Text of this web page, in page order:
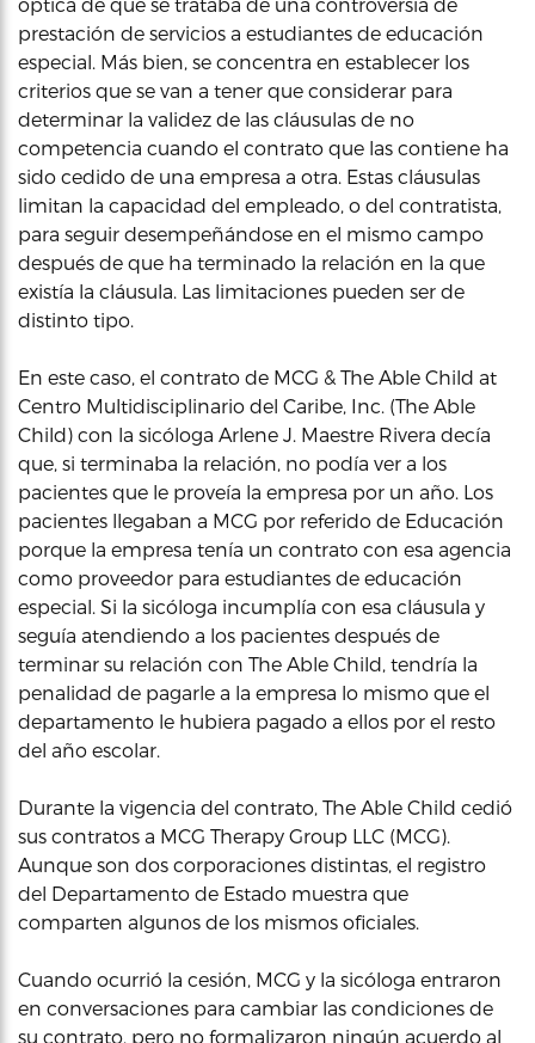
prestación de servicios a estudiantes de educación
especial. Más bien, se concentra en establecer los
criterios que se van a tener que considerar para
determinar la validez de las cláusulas de no
competencia cuando el contrato que las contiene ha
sido cedido de una empresa a otra. Estas cláusulas
limitan la capacidad del empleado, o del contratista,
para seguir desempeñándose en el mismo campo
después de que ha terminado la relación en la que
existía la cláusula. Las limitaciones pueden ser de
distinto tipo.
En este caso, el contrato de MCG & The Able Child at
Centro Multidisciplinario del Caribe, Inc. (The Able
Child) con la sicóloga Arlene J. Maestre Rivera decía
que, si terminaba la relación, no podía ver a los
pacientes que le proveía la empresa por un año. Los
pacientes llegaban a MCG por referido de Educación
porque la empresa tenía un contrato con esa agencia
como proveedor para estudiantes de educación
especial. Si la sicóloga incumplía con esa cláusula y
seguía atendiendo a los pacientes después de
terminar su relación con The Able Child, tendría la
penalidad de pagarle a la empresa lo mismo que el
departamento le hubiera pagado a ellos por el resto
del año escolar.
Durante la vigencia del contrato, The Able Child cedió
sus contratos a MCG Therapy Group LLC (MCG).
Aunque son dos corporaciones distintas, el registro
del Departamento de Estado muestra que
comparten algunos de los mismos oficiales.
Cuando ocurrió la cesión, MCG y la sicóloga entraron
en conversaciones para cambiar las condiciones de
su contrato, pero no formalizaron ningún acuerdo al